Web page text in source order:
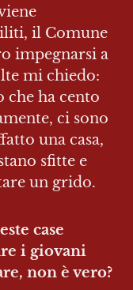
il Comune
impegnarsi a
mi chiedo:
che ha cento
ci sono
una casa,
sfitte e
un grido.
case
i giovani
non è vero?